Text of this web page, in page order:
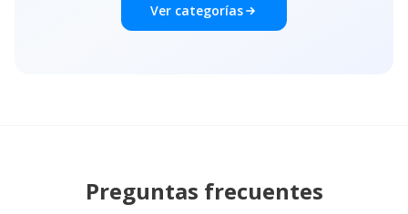
Ver categorías
Preguntas frecuentes